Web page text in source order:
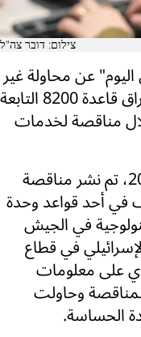
צילום: דובר צה"ל
عن محاولة غير
معتادة من جانب حركة حماس لاختراق قاعدة 8200 التابعة
مناقصة لخدمات
ووفقاً للتقرير، في نهاية ديسمبر 2023، تم نشر مناقصة
في أحد قواعد وحدة
في الجيش
في قطاع
على معلومات
وحاولت
الحساسة.